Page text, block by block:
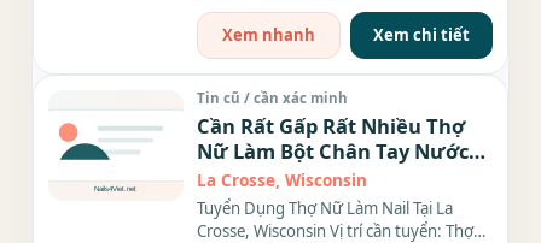
Xem nhanh
Xem chi tiết
Tin cũ / cần xác minh
Cần Rất Gấp Rất Nhiều Thợ
Nữ Làm Bột Chân Tay Nước
Bao Lương In La Crosse
Wisconsin
La Crosse, Wisconsin
Tuyển Dụng Thợ Nữ Làm Nail Tại La
Crosse, Wisconsin Vị trí cần tuyển: Thợ